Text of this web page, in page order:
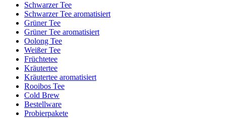
Schwarzer Tee
Schwarzer Tee aromatisiert
Grüner Tee
Grüner Tee aromatisiert
Oolong Tee
Weißer Tee
Früchtetee
Kräutertee
Kräutertee aromatisiert
Rooibos Tee
Cold Brew
Bestellware
Probierpakete